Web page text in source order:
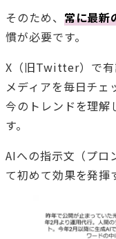
そのため、 常に最新
慣が必要です。
X（旧Twitter）で有
メディアを毎日チェ
今のトレンドを理解
す。
AIへの指示文（プロ
て初めて効果を発揮